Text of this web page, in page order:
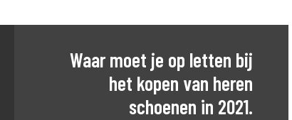
Waar moet je op letten bij
het kopen van heren
schoenen in 2021.